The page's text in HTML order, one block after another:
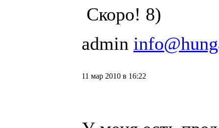
Скоро! 8)
admin
11 мар 2010 в 16:22